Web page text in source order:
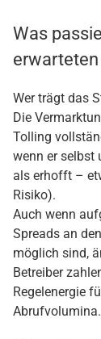
Was
Wer trägt das
Die
Tolling
wenn er selbst
als erhofft –
Risiko).
Auch wenn
Spreads an
möglich sind,
Betreiber
Regelenergie
Abrufvolumina.